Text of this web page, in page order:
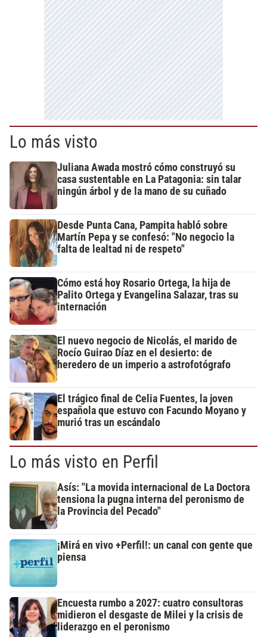
Lo más visto
Juliana Awada mostró cómo construyó su
casa sustentable en La Patagonia: sin talar
ningún árbol y de la mano de su cuñado
Desde Punta Cana, Pampita habló sobre
Martín Pepa y se confesó: "No negocio la
falta de lealtad ni de respeto"
Cómo está hoy Rosario Ortega, la hija de
Palito Ortega y Evangelina Salazar, tras su
internación
El nuevo negocio de Nicolás, el marido de
Rocío Guirao Díaz en el desierto: de
heredero de un imperio a astrofotógrafo
El trágico final de Celia Fuentes, la joven
española que estuvo con Facundo Moyano y
murió tras un escándalo
Lo más visto en Perfil
Asís: "La movida internacional de La Doctora
tensiona la pugna interna del peronismo de
la Provincia del Pecado"
¡Mirá en vivo +Perfil!: un canal con gente que
piensa
Encuesta rumbo a 2027: cuatro consultoras
midieron el desgaste de Milei y la crisis de
liderazgo en el peronismo